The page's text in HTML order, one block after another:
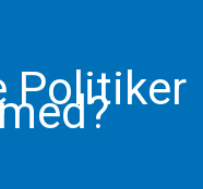
Politiker